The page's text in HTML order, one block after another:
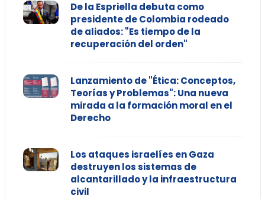
De la Espriella debuta como
presidente de Colombia rodeado
de aliados: "Es tiempo de la
recuperación del orden"
Lanzamiento de "Ética: Conceptos,
Teorías y Problemas": Una nueva
mirada a la formación moral en el
Derecho
Los ataques israelíes en Gaza
destruyen los sistemas de
alcantarillado y la infraestructura
civil